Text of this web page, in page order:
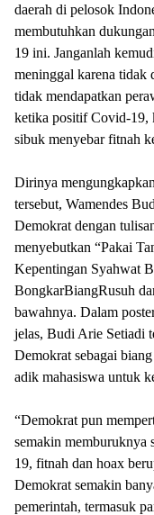
daerah di pelosok
membutuhkan
19 ini. Janganlah
meninggal karena tidak
tidak mendapatkan
ketika positif Covid-19,
sibuk menyebar fitnah
Dirinya
tersebut, Wamendes
Demokrat dengan
menyebutkan “Pakai
Kepentingan Syahwat
BongkarBiangRusuh
bawahnya. Dalam
jelas, Budi Arie Setiadi
Demokrat sebagai
adik mahasiswa untuk
“Demokrat pun
semakin memburuknya
19, fitnah dan hoax
Demokrat semakin
pemerintah, termasuk